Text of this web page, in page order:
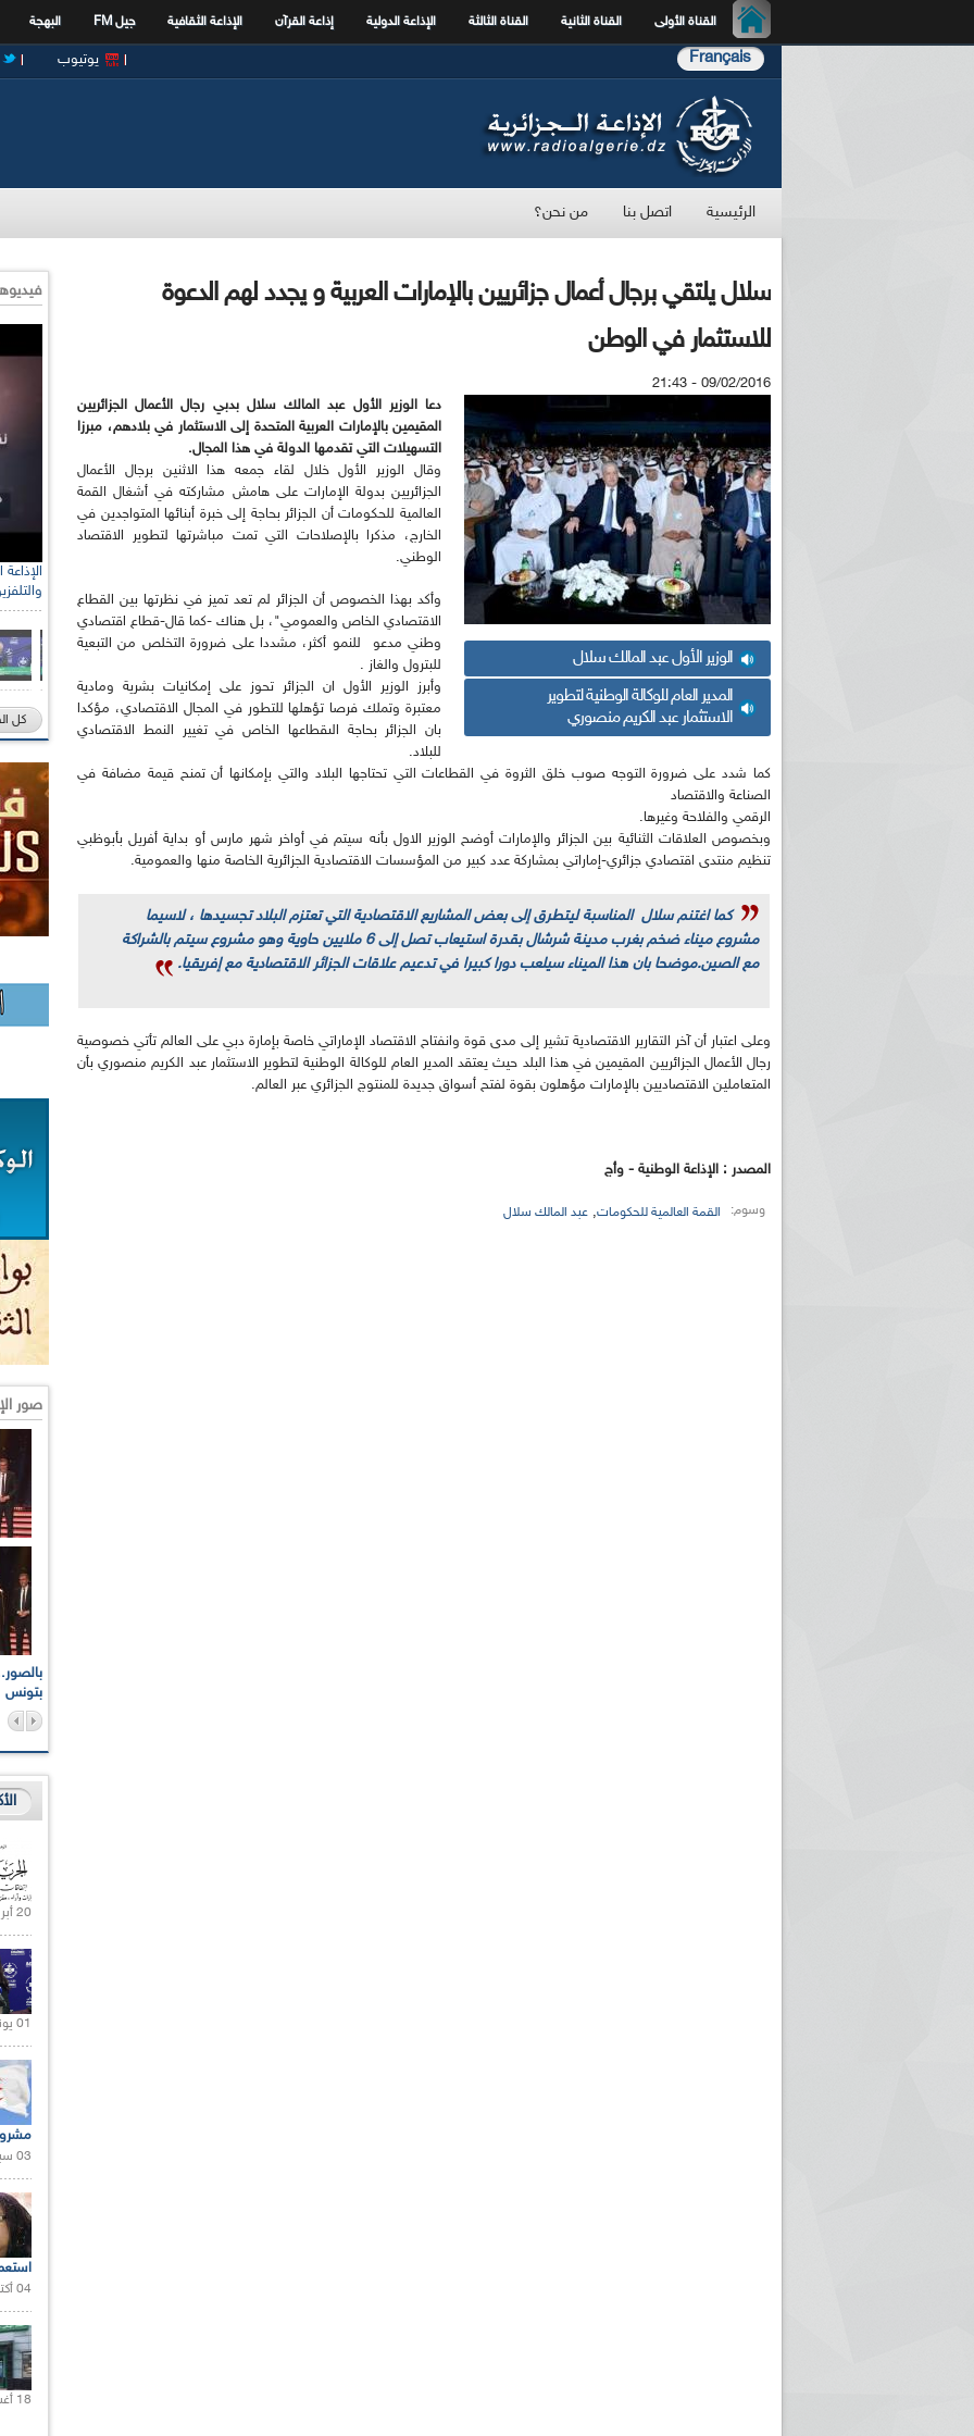
القناة الأولى القناة الثانية القناة الثالثة الإذاعة الدولية إذاعة القرآن الإذاعة الثقافية جيل FM البهجة
Français يوتيوب
الرئيسية اتصل بنا من نحن؟
سلال يلتقي برجال أعمال جزائريين بالإمارات العربية و يجدد لهم الدعوة
للاستثمار في الوطن
09/02/2016 - 21:43
الوزير الأول عبد المالك سلال
المدير العام للوكالة الوطنية لتطوير
الاستثمار عبد الكريم منصوري
دعا الوزير الأول عبد المالك سلال بدبي رجال الأعمال الجزائريين
المقيمين بالإمارات العربية المتحدة إلى الاستثمار في بلادهم، مبرزا
التسهيلات التي تقدمها الدولة في هذا المجال.
وقال الوزير الأول خلال لقاء جمعه هذا الاثنين برجال الأعمال
الجزائريين بدولة الإمارات على هامش مشاركته في أشغال القمة
العالمية للحكومات أن الجزائر بحاجة إلى خبرة أبنائها المتواجدين في
الخارج، مذكرا بالإصلاحات التي تمت مباشرتها لتطوير الاقتصاد
الوطني.
وأكد بهذا الخصوص أن الجزائر لم تعد تميز في نظرتها بين القطاع
الاقتصادي الخاص والعمومي"، بل هناك -كما قال-قطاع اقتصادي
وطني مدعو للنمو أكثر، مشددا على ضرورة التخلص من التبعية
للبترول والغاز .
وأبرز الوزير الأول ان الجزائر تحوز على إمكانيات بشرية ومادية
معتبرة وتملك فرصا تؤهلها للتطور في المجال الاقتصادي، مؤكدا
بان الجزائر بحاجة الىقطاعها الخاص في تغيير النمط الاقتصادي
للبلاد.
كما شدد على ضرورة التوجه صوب خلق الثروة في القطاعات التي تحتاجها البلاد والتي بإمكانها أن تمنح قيمة مضافة في
الصناعة والاقتصاد
الرقمي والفلاحة وغيرها.
وبخصوص العلاقات الثنائية بين الجزائر والإمارات أوضح الوزير الاول بأنه سيتم في أواخر شهر مارس أو بداية أفريل بأبوظبي
تنظيم منتدى اقتصادي جزائري-إماراتي بمشاركة عدد كبير من المؤسسات الاقتصادية الجزائرية الخاصة منها والعمومية.
كما اغتنم سلال المناسبة ليتطرق إلى بعض المشاريع الاقتصادية التي تعتزم البلاد تجسيدها ، لاسيما
مشروع ميناء ضخم بغرب مدينة شرشال بقدرة استيعاب تصل إلى 6 ملايين حاوية وهو مشروع سيتم بالشراكة
مع الصين.موضحا بان هذا الميناء سيلعب دورا كبيرا في تدعيم علاقات الجزائر الاقتصادية مع إفريقيا.
وعلى اعتبار أن آخر التقارير الاقتصادية تشير إلى مدى قوة وانفتاح الاقتصاد الإماراتي خاصة بإمارة دبي على العالم تأتي خصوصية
رجال الأعمال الجزائريين المقيمين في هذا البلد حيث يعتقد المدير العام للوكالة الوطنية لتطوير الاستثمار عبد الكريم منصوري بأن
المتعاملين الاقتصاديين بالإمارات مؤهلون بقوة لفتح أسواق جديدة للمنتوج الجزائري عبر العالم.
المصدر : الإذاعة الوطنية - وأج
وسوم: القمة العالمية للحكومات, عبد المالك سلال
كل
صور
بتونس
20 أبريل 2021 |
01 يونيو 2021 |
03 سبتمبر 2020 |
04 أكتوبر 2020 |
18 أغسطس 2020 |